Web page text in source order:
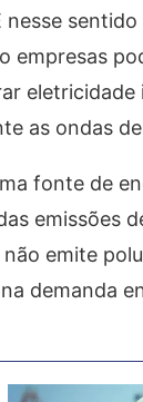
empresas
as ondas
fonte de
emissões
emite
demanda